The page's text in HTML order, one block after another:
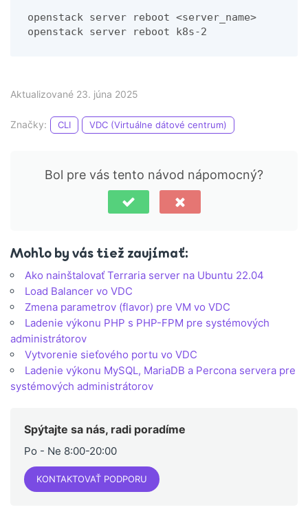
openstack server reboot <server_name>
openstack server reboot k8s-2
Aktualizované 23. júna 2025
Značky: CLI VDC (Virtuálne dátové centrum)
Bol pre vás tento návod nápomocný?
Mohlo by vás tiež zaujímať:
Ako nainštalovať Terraria server na Ubuntu 22.04
Load Balancer vo VDC
Zmena parametrov (flavor) pre VM vo VDC
Ladenie výkonu PHP s PHP-FPM pre systémových
administrátorov
Vytvorenie sieťového portu vo VDC
Ladenie výkonu MySQL, MariaDB a Percona servera pre
systémových administrátorov
Spýtajte sa nás, radi poradíme
Po - Ne 8:00-20:00
KONTAKTOVAŤ PODPORU